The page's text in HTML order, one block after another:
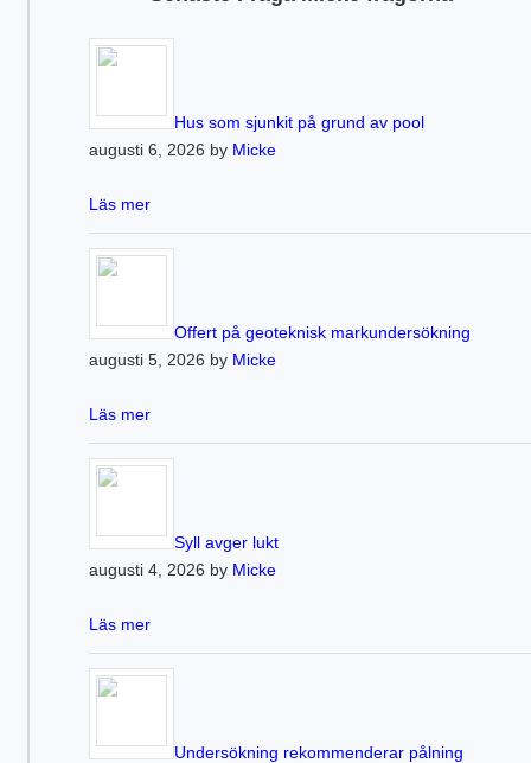
Hus som sjunkit på grund av pool
augusti 6, 2026 by Micke
Läs mer
Offert på geoteknisk markundersökning
augusti 5, 2026 by Micke
Läs mer
Syll avger lukt
augusti 4, 2026 by Micke
Läs mer
Undersökning rekommenderar pålning